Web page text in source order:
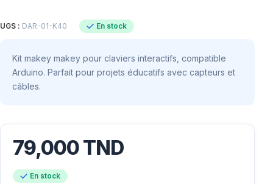
UGS : DAR-01-K40 En stock
Kit makey makey pour claviers interactifs, compatible
Arduino. Parfait pour projets éducatifs avec capteurs et
câbles.
79,000TND
En stock